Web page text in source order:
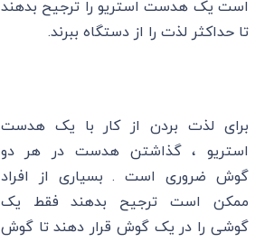
است یک هدست استریو را ترجیح بدهند
تا حداکثر لذت را از دستگاه ببرند.
برای لذت بردن از کار با یک هدست
استریو ، گذاشتن هدست در هر دو
گوش ضروری است . بسیاری از افراد
ممکن است ترجیح بدهند فقط یک
گوشی را در یک گوش قرار دهند تا گوش